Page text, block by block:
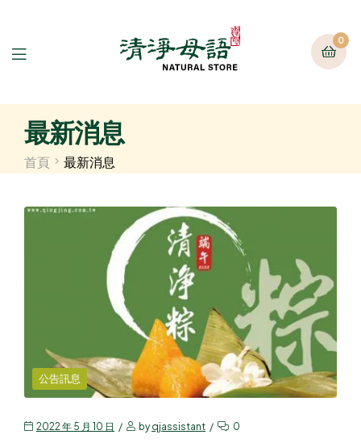
0
最新消息
首頁 最新消息
公告訊息
2022 年 5 月 10 日 byqjassistant 0